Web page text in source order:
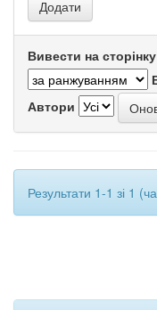
Вивести на сторінку
Автори
Результати 1-1 зі 1